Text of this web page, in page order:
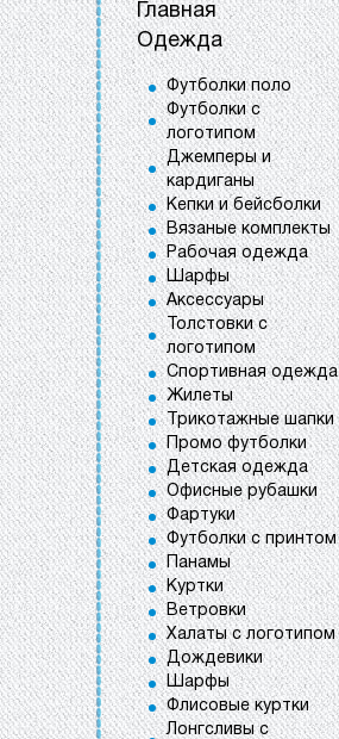
Главная
Одежда
Футболки поло
Футболки с
логотипом
Джемперы и
кардиганы
Кепки и бейсболки
Вязаные комплекты
Рабочая одежда
Шарфы
Аксессуары
Толстовки с
логотипом
Спортивная одежда
Жилеты
Трикотажные шапки
Промо футболки
Детская одежда
Офисные рубашки
Фартуки
Футболки с принтом
Панамы
Куртки
Ветровки
Халаты с логотипом
Дождевики
Шарфы
Флисовые куртки
Лонгсливы с